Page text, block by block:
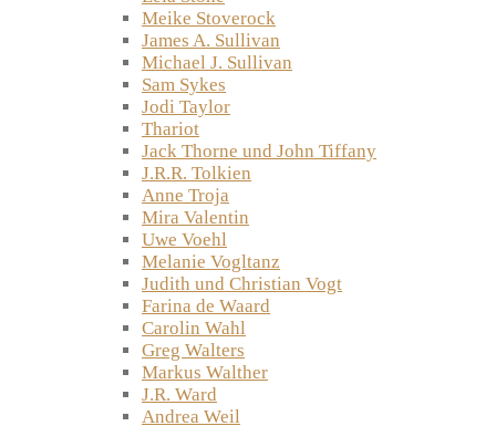
Meike Stoverock
James A. Sullivan
Michael J. Sullivan
Sam Sykes
Jodi Taylor
Thariot
Jack Thorne und John Tiffany
J.R.R. Tolkien
Anne Troja
Mira Valentin
Uwe Voehl
Melanie Vogltanz
Judith und Christian Vogt
Farina de Waard
Carolin Wahl
Greg Walters
Markus Walther
J.R. Ward
Andrea Weil